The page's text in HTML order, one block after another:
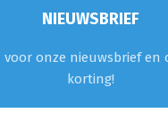
NIEUWSBRIEF
voor onze nieuwsbrief en
korting!